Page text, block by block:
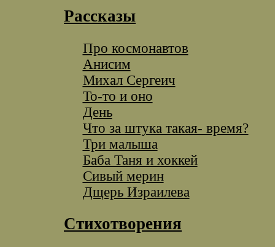
Рассказы
Про космонавтов
Анисим
Михал Сергеич
То-то и оно
День
Что за штука такая- время?
Три малыша
Баба Таня и хоккей
Сивый мерин
Дщерь Израилева
Стихотворения